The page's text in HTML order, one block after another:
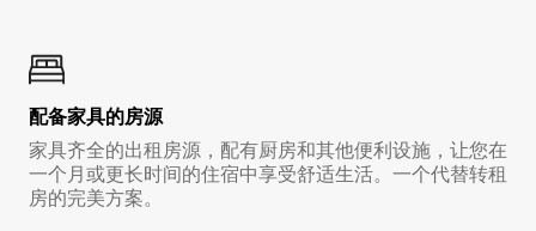
配备家具的房源
家具齐全的出租房源，配有厨房和其他便利设施，让您在
一个月或更长时间的住宿中享受舒适生活。一个代替转租
房的完美方案。